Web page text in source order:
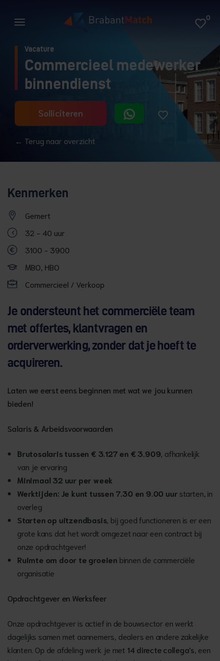
0
Vacature
Commercieel medewerker
binnendienst
Solliciteren
← Terug naar overzicht
Kenmerken
Gemert
32 - 40 uur
3100 - 3900
MBO, HBO
Commercieel / Verkoop
Je ondersteunt het commerciële team
met offertes, klantvragen en
orderverwerking, zonder dat je hoeft te
acquireren.
Laten we eerst eens beginnen met wat we jou kunnen
bieden!
Salaris & Arbeidsvoorwaarden
Brutosalaris tussen € 3.127 en € 3.909 , afhankelijk
van je ervaring
Minimaal 32 uur per week
Werktijden: Je kunt tussen 7.30 en 9.00 uur starten, in
overleg
Starten op uitzendbasis , bij goed functioneren is er een
grote kans dat het wordt omgezet naar een contract bij
onze opdrachtgever!
Ruimte om door te groeien binnen de commerciële
organisatie
Opdrachtgever en Werksfeer
Onze opdrachtgever is actief in de bouwsector en werkt
dagelijks samen met aannemers, dealers en andere zakelijke
klanten. Op de afdeling werk je met 14 directe collega's , een